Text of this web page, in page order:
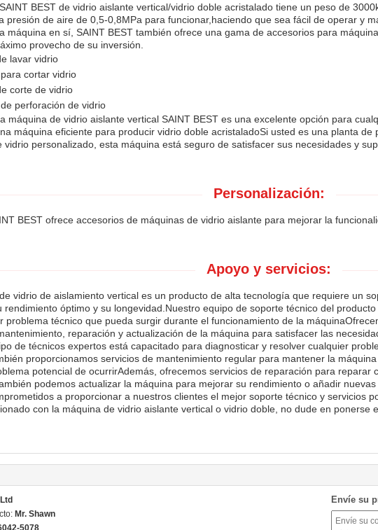
BEST de vidrio aislante vertical/vidrio doble acristalado tiene un peso de
presión de aire de 0,5-0,8MPa para funcionar,haciendo que sea fácil de operar y
máquina en sí, SAINT BEST también ofrece una gama de accesorios para
provecho de su inversión.
lavar vidrio
cortar vidrio
corte de vidrio
perforación de vidrio
máquina de vidrio aislante vertical SAINT BEST es una excelente opción para
máquina eficiente para producir vidrio doble acristaladoSi usted es una planta
vidrio personalizado, esta máquina está seguro de satisfacer sus necesidades y
Personalización:
BEST ofrece accesorios de máquinas de vidrio aislante para mejorar la
Apoyo y servicios:
vidrio de aislamiento vertical es un producto de alta tecnología que requiere un
rendimiento óptimo y su longevidad.Nuestro equipo de soporte técnico del
problema técnico que pueda surgir durante el funcionamiento de la
reparación y actualización de la máquina para satisfacer las
de técnicos expertos está capacitado para diagnosticar y resolver cualquier
proporcionamos servicios de mantenimiento regular para mantener la
potencial de ocurrirAdemás, ofrecemos servicios de reparación para reparar
podemos actualizar la máquina para mejorar su rendimiento o añadir nuevas
a proporcionar a nuestros clientes el mejor soporte técnico y servicios
con la máquina de vidrio aislante vertical o vidrio doble, no dude en ponerse
Mr. Shawn
5078
Envíe su